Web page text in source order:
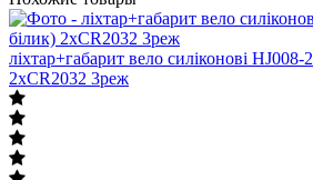
ліхтар+габарит вело силіконові
2хCR2032 3реж